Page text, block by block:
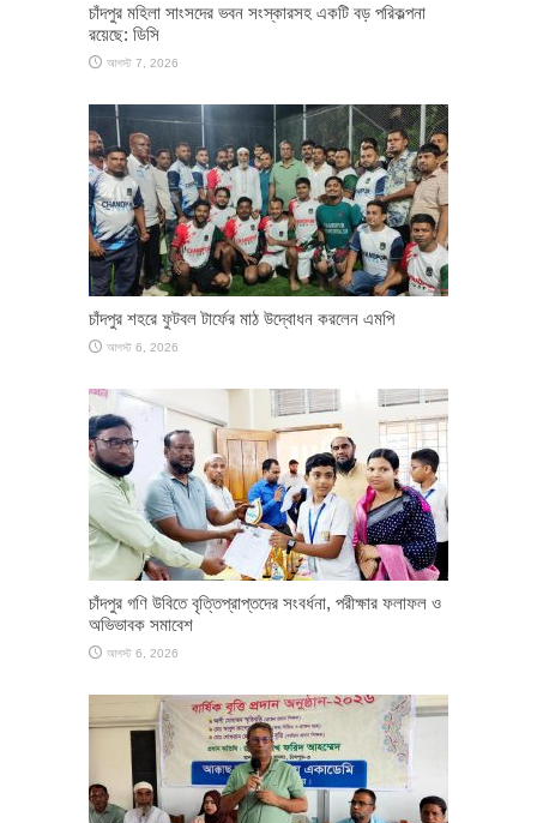
চাঁদপুর মহিলা সাংসদের ভবন সংস্কারসহ একটি বড় পরিকল্পনা
রয়েছে: ডিসি
আগস্ট 7, 2026
চাঁদপুর শহরে ফুটবল টার্ফের মাঠ উদ্বোধন করলেন এমপি
আগস্ট 6, 2026
চাঁদপুর গণি উবিতে বৃত্তিপ্রাপ্তদের সংবর্ধনা, পরীক্ষার ফলাফল ও
অভিভাবক সমাবেশ
আগস্ট 6, 2026